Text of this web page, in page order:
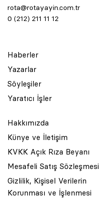
rota@rotayayin.com.tr
0 (212) 211 11 12
Haberler
Yazarlar
Söyleşiler
Yaratıcı İşler
Hakkımızda
Künye ve İletişim
KVKK Açık Rıza Beyanı
Mesafeli Satış Sözleşmesi
Gizlilik, Kişisel Verilerin
Korunması ve İşlenmesi